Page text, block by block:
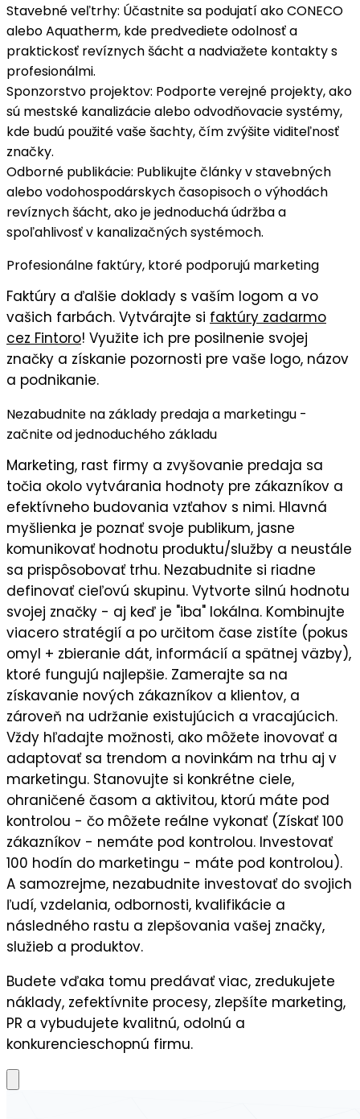
Stavebné veľtrhy: Účastnite sa podujatí ako CONECO
alebo Aquatherm, kde predvedieteodolnosť a
praktickosť revíznych šácht a nadviažete kontakty s
profesionálmi.
Sponzorstvo projektov: Podporte verejné projekty, ako
sú mestské kanalizácie alebo odvodňovacie systémy,
kde budú použité vaše šachty, čím zvýšiteviditeľnosť
značky.
Odborné publikácie: Publikujte články v stavebných
alebo vodohospodárskych časopisoch o výhodách
revíznych šácht, ako jejednoduchá údržba a
spoľahlivosťv kanalizačných systémoch.
Profesionálne faktúry, ktoré podporujú marketing
Faktúry a ďalšie doklady s vaším logom a vo
vašich farbách. Vytvárajte si faktúry zadarmo
cez Fintoro! Využite ich pre posilnenie svojej
značky a získanie pozornosti pre vaše logo, názov
a podnikanie.
Nezabudnite na základy predaja a marketingu -
začnite od jednoduchého základu
Marketing, rast firmy a zvyšovanie predaja sa
točia okolo vytvárania hodnoty pre zákazníkov a
efektívneho budovania vzťahov s nimi. Hlavná
myšlienka je poznať svoje publikum, jasne
komunikovať hodnotu produktu/služby a neustále
sa prispôsobovať trhu. Nezabudnite si riadne
definovať cieľovú skupinu. Vytvorte silnú hodnotu
svojej značky - aj keď je "iba" lokálna. Kombinujte
viacero stratégií a po určitom čase zistíte (pokus
omyl + zbieranie dát, informácií a spätnej väzby),
ktoré fungujú najlepšie. Zamerajte sa na
získavanie nových zákazníkov a klientov, a
zároveň na udržanie existujúcich a vracajúcich.
Vždy hľadajte možnosti, ako môžete inovovať a
adaptovať sa trendom a novinkám na trhu aj v
marketingu. Stanovujte si konkrétne ciele,
ohraničené časom a aktivitou, ktorú máte pod
kontrolou - čo môžete reálne vykonať (Získať 100
zákazníkov - nemáte pod kontrolou. Investovať
100 hodín do marketingu - máte pod kontrolou).
A samozrejme, nezabudnite investovať do svojich
ľudí, vzdelania, odbornosti, kvalifikácie a
následného rastu a zlepšovania vašej značky,
služieb a produktov.
Budete vďaka tomu predávať viac, zredukujete
náklady, zefektívnite procesy, zlepšíte marketing,
PR a vybudujete kvalitnú, odolnú a
konkurencieschopnú firmu.